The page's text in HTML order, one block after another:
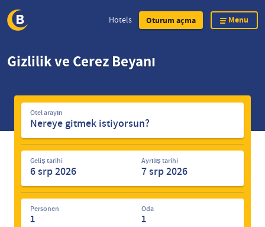
Hotels Oturum açma Menu
Gizlilik ve Çerez Beyanı
Otel
arayın
Otel arayın
Geliş tarihi Ayrılış tarihi
Personen
1
Oda
1